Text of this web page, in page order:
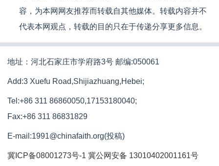
容，为本网网友推荐而转载自其他媒体。转载内容并不
代表本网观点，转载的目的只在于传递分享更多信息。
地址：河北石家庄市学府路3号 邮编:050061
Add:3 Xuefu Road,Shijiazhuang,Hebei;
Tel:+86 311 86860050,17153180040;
Fax:+86 311 86831829
E-mail:1991@chinafaith.org(投稿)
冀ICP备08001273号-1 冀公网安备 13010402001161号